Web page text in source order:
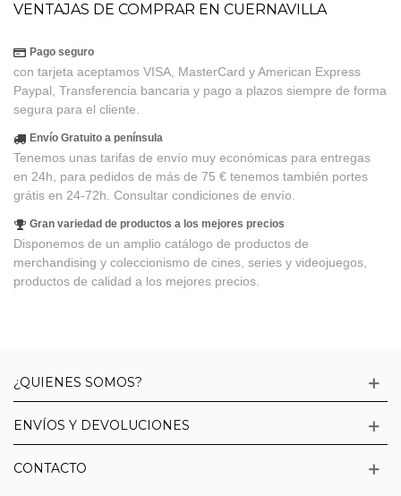
VENTAJAS DE COMPRAR EN CUERNAVILLA
Pago seguro
con tarjeta aceptamos VISA, MasterCard y American Express
Paypal, Transferencia bancaria y pago a plazos siempre de forma
segura para el cliente.
Envío Gratuito a península
Tenemos unas tarifas de envío muy económicas para entregas
en 24h, para pedidos de más de 75 € tenemos también portes
grátis en 24-72h. Consultar condiciones de envío.
Gran variedad de productos a los mejores precios
Disponemos de un amplio catálogo de productos de
merchandising y coleccionismo de cines, series y videojuegos,
productos de calidad a los mejores precios.
¿QUIENES SOMOS?
ENVÍOS Y DEVOLUCIONES
CONTACTO